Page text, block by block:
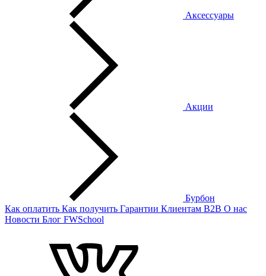
Аксессуары
Акции
Бурбон
Как оплатить Как получить Гарантии Клиентам B2B О нас
Новости Блог FWSchool